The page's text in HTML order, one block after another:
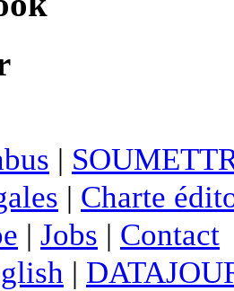
|
| Charte
| Jobs | Contact
|